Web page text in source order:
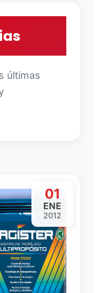
01
ENE
2012
últimas